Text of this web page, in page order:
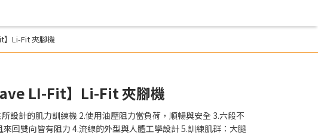
】Li-Fit 夾腳機
LI-Fit】Li-Fit 夾腳機
設計的肌力訓練機 2.使用油壓阻力當負荷，順暢與安全 3.六段不
回雙向皆有阻力 4.流線的外型與人體工學設計 5.訓練肌群：大腿